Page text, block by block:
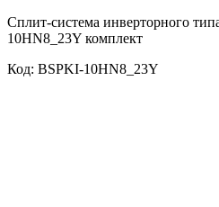
Сплит-система инверторного
10HN8_23Y комплект
Код: BSPKI-10HN8_23Y